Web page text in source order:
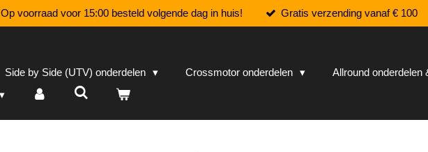
Op voorraad voor 15:00 besteld volgende dag in huis! Gratis verzending vanaf € 100
Side by Side (UTV) onderdelen Crossmotor onderdelen
Allround